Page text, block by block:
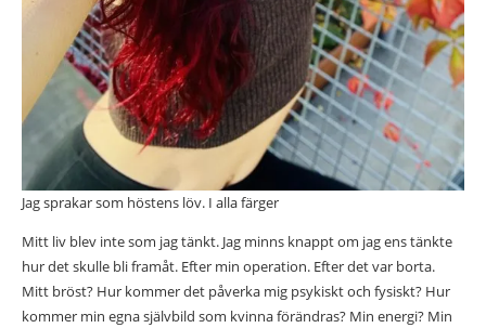
Jag sprakar som höstens löv. I alla färger
Mitt liv blev inte som jag tänkt. Jag minns knappt om jag ens tänkte
hur det skulle bli framåt. Efter min operation. Efter det var borta.
Mitt bröst? Hur kommer det påverka mig psykiskt och fysiskt? Hur
kommer min egna självbild som kvinna förändras? Min energi? Min